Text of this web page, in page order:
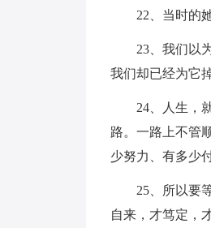
22、当时的
23、我们以
我们却已经为它
24、人生，
路。一路上不管
少努力、有多少
25、所以要
自来，才笃定，